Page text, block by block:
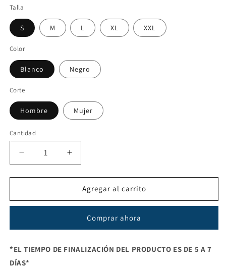
Talla
S M L XL XXL
Color
Blanco Negro
Corte
Hombre Mujer
Cantidad
Reducir
cantidad
para
Aumentar
cantidad
para
Mbappe
Agregar al carrito
Comprar ahora
*EL TIEMPO DE FINALIZACIÓN DEL PRODUCTO ES DE 5 A 7
DÍAS*